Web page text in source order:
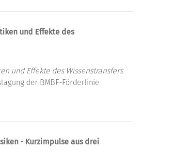
und Effekte des
und Effekte des Wissenstransfers
der BMBF-Förderlinie
- Kurzimpulse aus drei